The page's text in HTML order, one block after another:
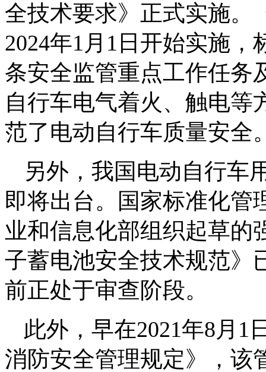
全技术要求》正式实施。
2024年1月1日开始实施
条安全监管重点工作任务
自行车电气着火、触电等
范了电动自行车质量安全
另外，我国电动自行车
即将出台。国家标准化管
业和信息化部组织起草的
子蓄电池安全技术规范》
前正处于审查阶段。
此外，早在2021年8月1
消防安全管理规定》，该